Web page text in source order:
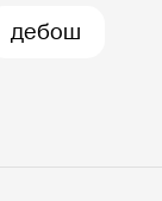
дебош